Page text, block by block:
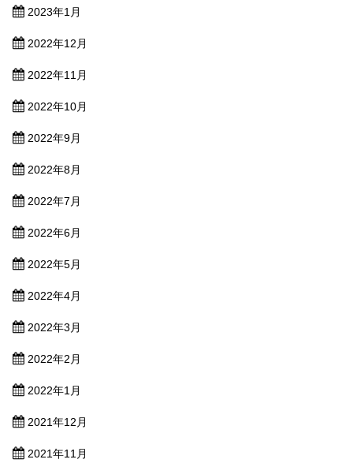
2023年1月
2022年12月
2022年11月
2022年10月
2022年9月
2022年8月
2022年7月
2022年6月
2022年5月
2022年4月
2022年3月
2022年2月
2022年1月
2021年12月
2021年11月